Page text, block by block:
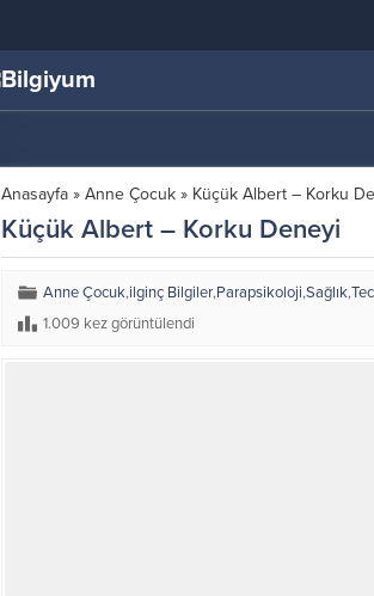
Anasayfa » Anne Çocuk » Küçük Albert – Korku
Küçük Albert – Korku Deneyi
Anne Çocuk,ilginç Bilgiler,Parapsikoloji,Sağlık,
1.009 kez görüntülendi